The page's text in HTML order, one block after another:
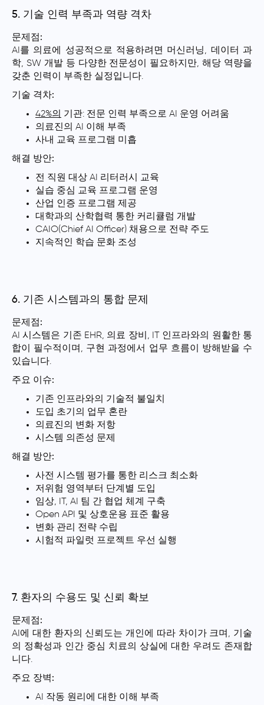
5. 기술 인력 부족과 역량 격차
문제점:
AI를 의료에 성공적으로 적용하려면 머신러닝, 데이터 과
학, SW 개발 등 다양한 전문성이 필요하지만, 해당 역량을
갖춘 인력이 부족한 실정입니다.
기술 격차:
42%의 기관: 전문 인력 부족으로 AI 운영 어려움
의료진의 AI 이해 부족
사내 교육 프로그램 미흡
해결 방안:
전 직원 대상 AI 리터러시 교육
실습 중심 교육 프로그램 운영
산업 인증 프로그램 제공
대학과의 산학협력 통한 커리큘럼 개발
CAIO(Chief AI Officer) 채용으로 전략 주도
지속적인 학습 문화 조성
6. 기존 시스템과의 통합 문제
문제점:
AI 시스템은 기존 EHR, 의료 장비, IT 인프라와의 원활한 통
합이 필수적이며, 구현 과정에서 업무 흐름이 방해받을 수
있습니다.
주요 이슈:
기존 인프라와의 기술적 불일치
도입 초기의 업무 혼란
의료진의 변화 저항
시스템 의존성 문제
해결 방안:
사전 시스템 평가를 통한 리스크 최소화
저위험 영역부터 단계별 도입
임상, IT, AI 팀 간 협업 체계 구축
Open API 및 상호운용 표준 활용
변화 관리 전략 수립
시험적 파일럿 프로젝트 우선 실행
7. 환자의 수용도 및 신뢰 확보
문제점:
AI에 대한 환자의 신뢰도는 개인에 따라 차이가 크며, 기술
의 정확성과 인간 중심 치료의 상실에 대한 우려도 존재합
니다.
주요 장벽:
AI 작동 원리에 대한 이해 부족